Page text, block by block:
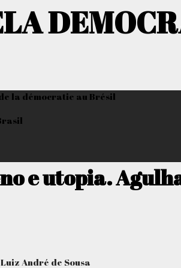
la démocratie au Brésil
e utopia.
André de Sousa